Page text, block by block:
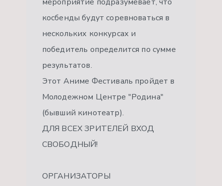
косбенды будут соревноваться в
нескольких конкурсах и
победитель определится по сумме
результатов.
Этот Аниме Фестиваль пройдет в
Молодежном Центре "Родина"
(бывший кинотеатр).
ДЛЯ ВСЕХ ЗРИТЕЛЕЙ ВХОД
СВОБОДНЫЙ!
ОРГАНИЗАТОРЫ